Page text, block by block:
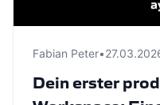
Fabian Peter•
Dein erster